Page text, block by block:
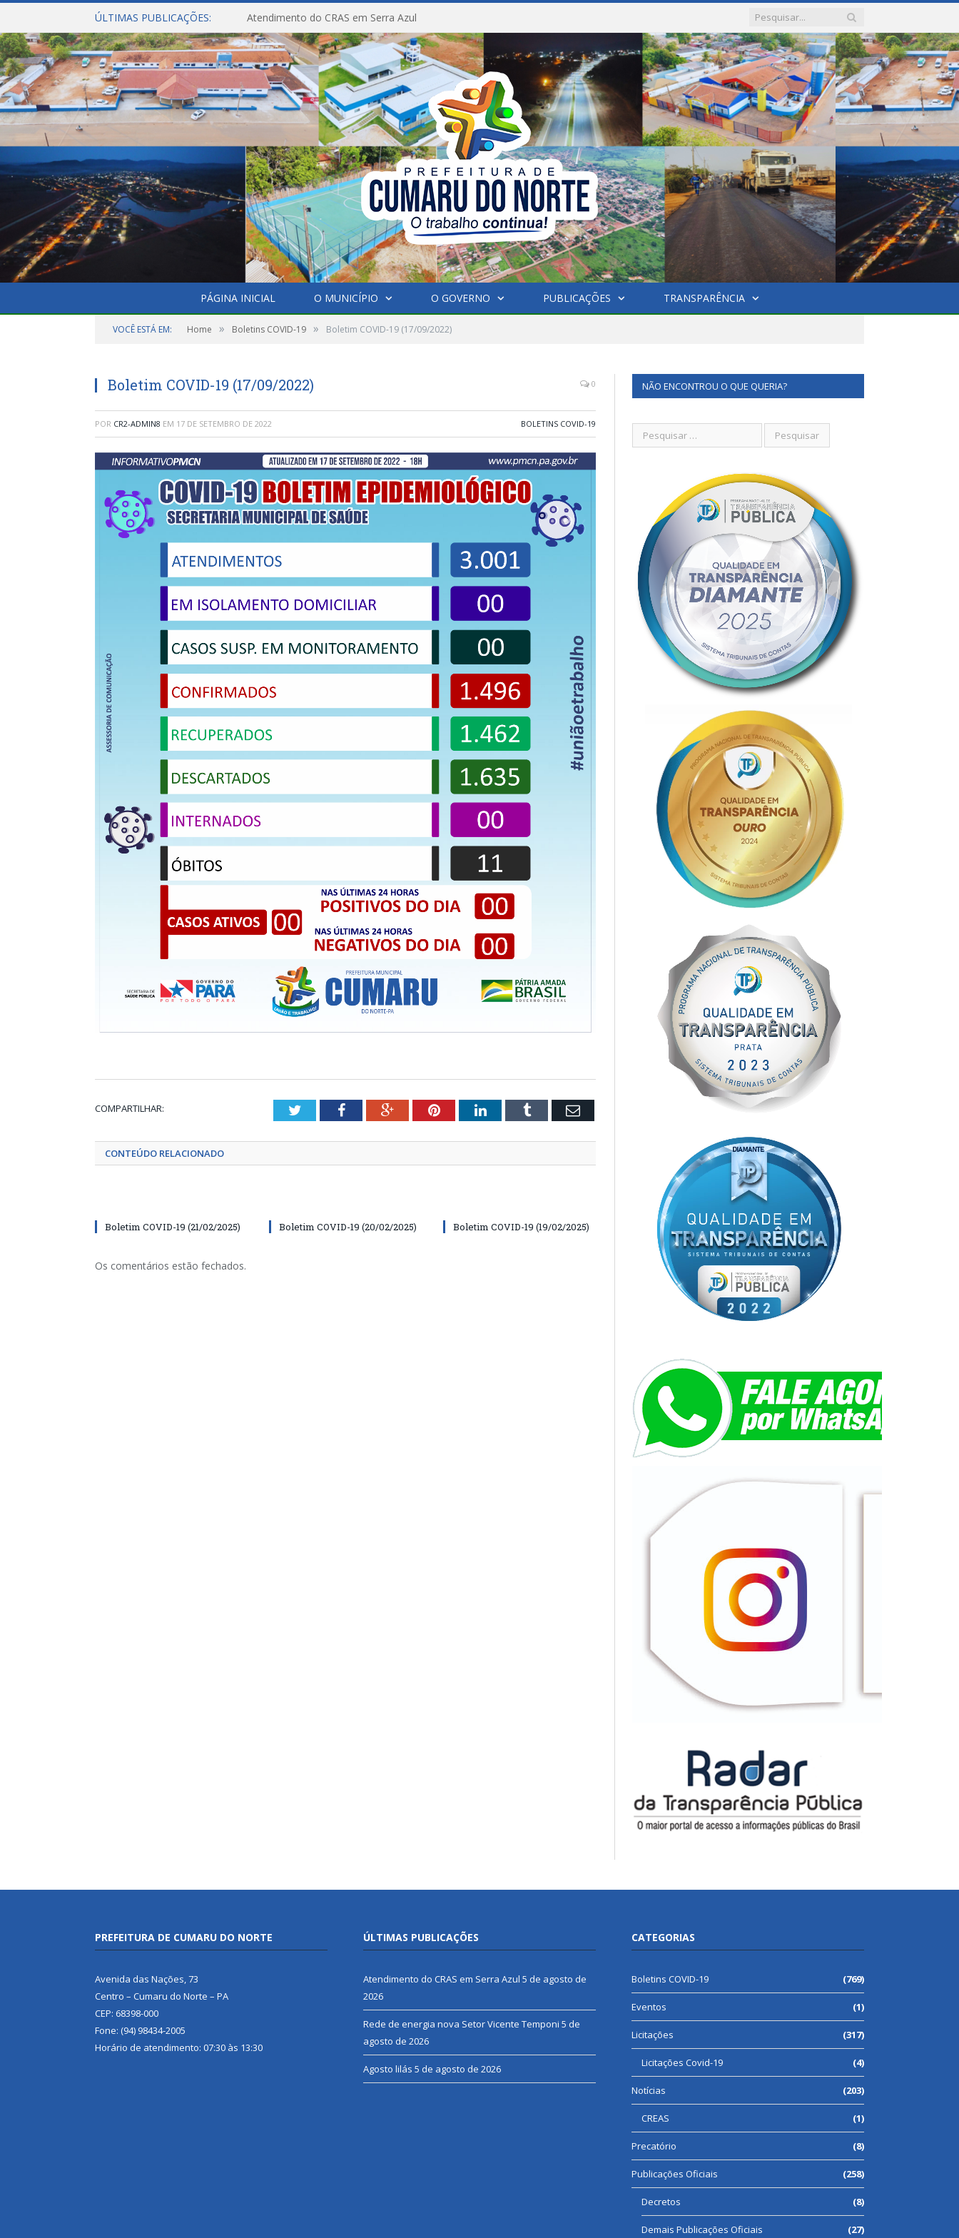
ÚLTIMAS PUBLICAÇÕES: Atendimento do CRAS em Serra Azul
PÁGINA INICIAL O MUNICÍPIO O GOVERNO PUBLICAÇÕES TRANSPARÊNCIA
VOCÊ ESTÁ EM: Home » Boletins COVID-19 » Boletim COVID-19 (17/09/2022)
Boletim COVID-19 (17/09/2022) 0
POR CR2-ADMIN8 EM 17 DE SETEMBRO DE 2022 BOLETINS COVID-19
COMPARTILHAR: TwitterFacebookGoogle+PinterestLinkedInTumblr Email
CONTEÚDO RELACIONADO
Boletim COVID-19 (21/02/2025) Boletim COVID-19 (20/02/2025) Boletim COVID-19 (19/02/2025)
Os comentários estão fechados.
NÃO ENCONTROU O QUE QUERIA?
PREFEITURA DE CUMARU DO NORTE
Avenida das Nações, 73
Centro – Cumaru do Norte – PA
CEP: 68398-000
Fone: (94) 98434-2005
Horário de atendimento: 07:30 às 13:30
ÚLTIMAS PUBLICAÇÕES
Atendimento do CRAS em Serra Azul 5 de agosto de
2026
Rede de energia nova Setor Vicente Temponi 5 de
agosto de 2026
Agosto lilás 5 de agosto de 2026
CATEGORIAS
Boletins COVID-19 (769)
Eventos (1)
Licitações (317)
Licitações Covid-19 (4)
Notícias (203)
CREAS (1)
Precatório (8)
Publicações Oficiais (258)
Decretos (8)
Demais Publicações Oficiais (27)